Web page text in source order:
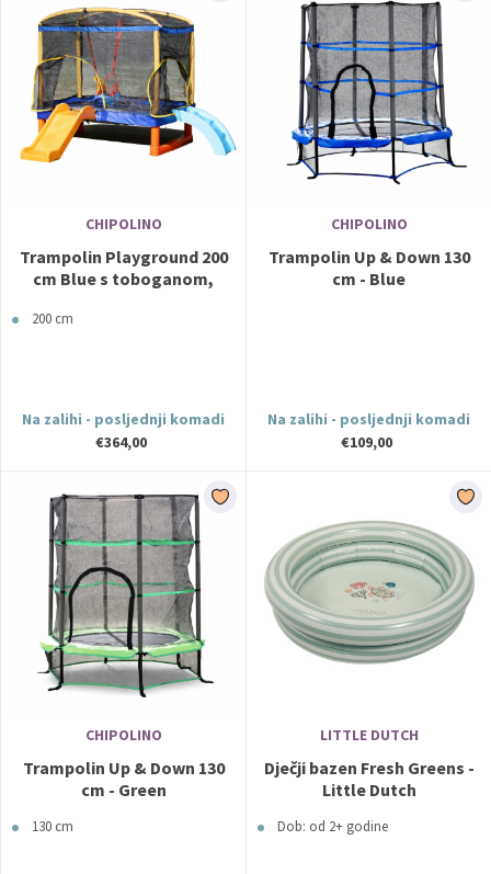
CHIPOLINO
Trampolin Playground 200
cm Blue s toboganom,
200 cm
Na zalihi - posljednji komadi
€364,00
CHIPOLINO
Trampolin Up & Down 130
cm - Blue
Na zalihi - posljednji komadi
€109,00
CHIPOLINO
Trampolin Up & Down 130
cm - Green
130 cm
LITTLE DUTCH
Dječji bazen Fresh Greens -
Little Dutch
Dob: od 2+ godine